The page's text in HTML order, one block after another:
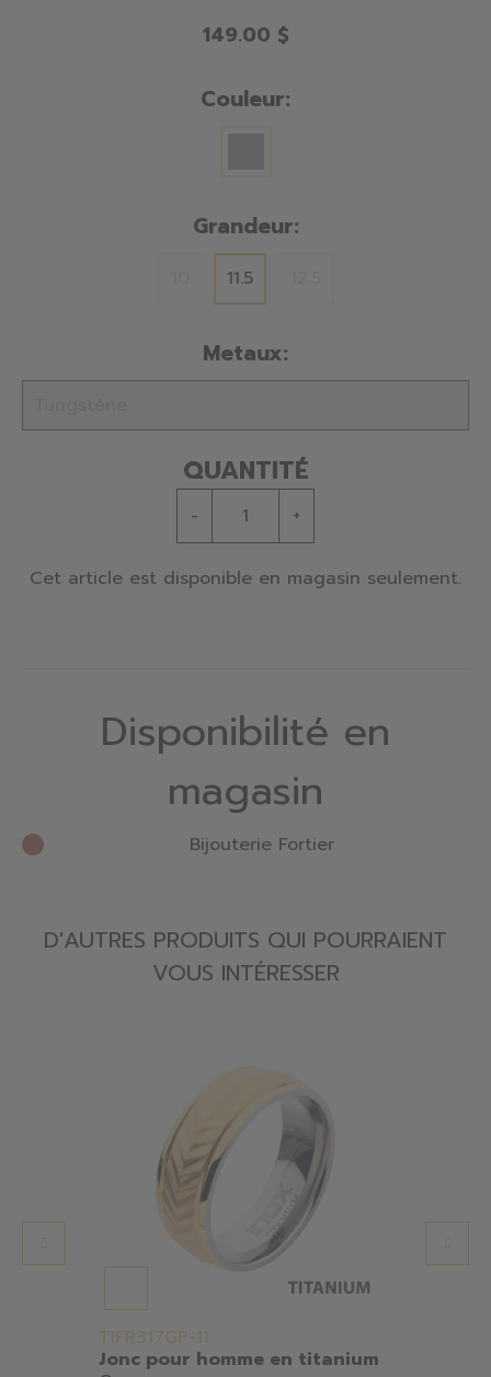
149.00 $
Couleur:
Grandeur:
11.5
Metaux:
QUANTITÉ
- +
Cet article est disponible en magasin seulement.
Disponibilité en
magasin
Bijouterie Fortier
D'AUTRES PRODUITS QUI POURRAIENT
VOUS INTÉRESSER
TIFR317GP-11
Jonc pour homme en titanium